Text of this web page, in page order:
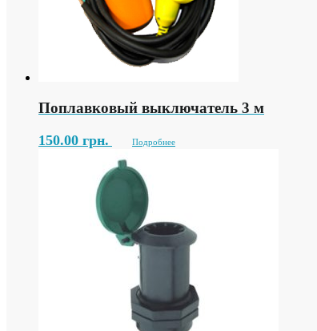
Поплавковый выключатель 3 м
150.00 грн. Подробнее